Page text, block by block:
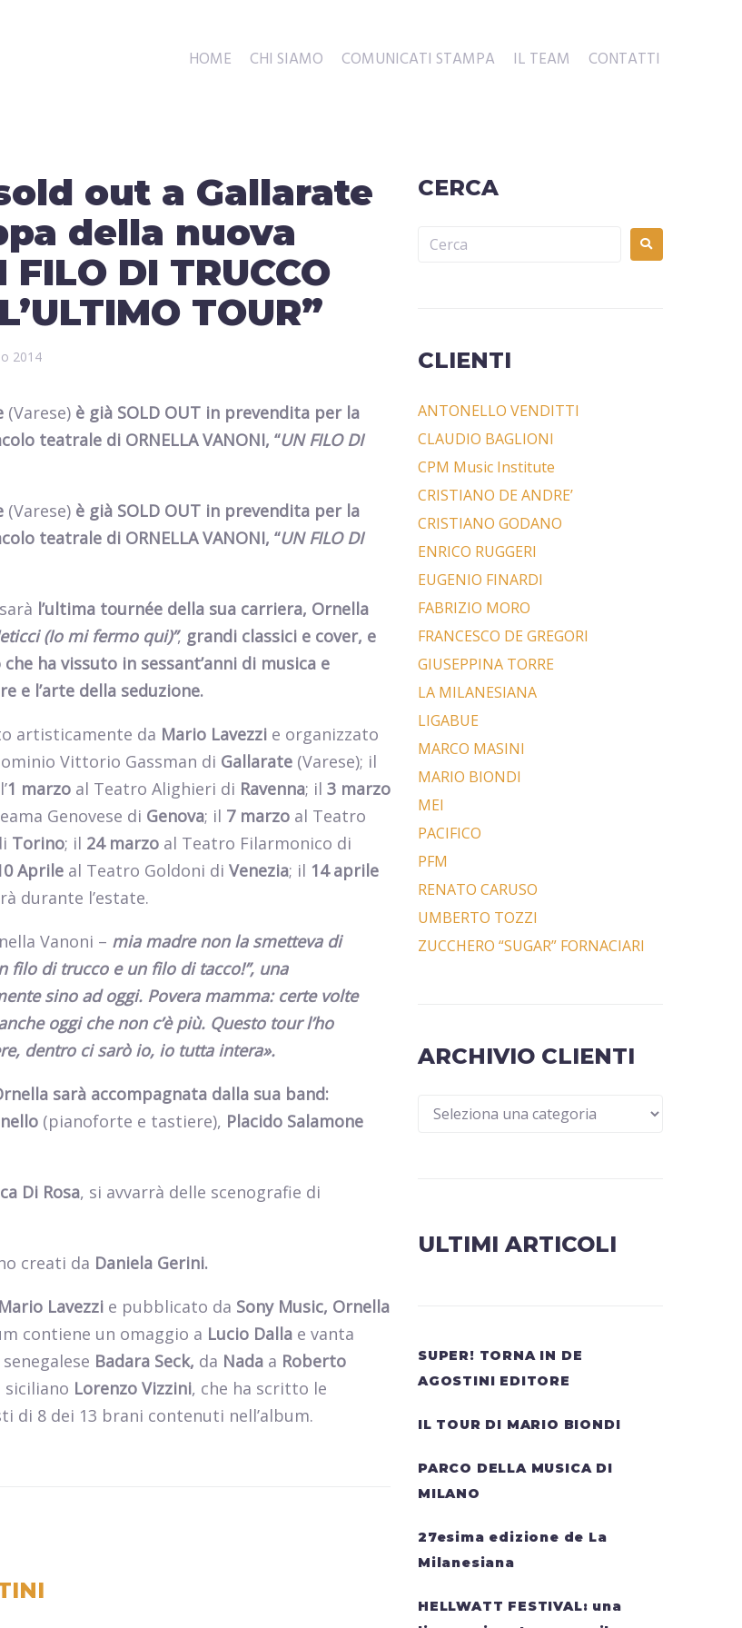
HOME CHI SIAMO COMUNICATI STAMPA IL TEAM CONTATTI
out a Gallarate
della nuova
DI TRUCCO
TOUR”
2014
(Varese) è già SOLD OUT in prevendita per la
teatrale di ORNELLA VANONI, “UN FILO DI
(Varese) è già SOLD OUT in prevendita per la
teatrale di ORNELLA VANONI, “UN FILO DI
sarà l’ultima tournée della sua carriera, Ornella
(Io mi fermo qui)”, grandi classici e cover, e
ha vissuto in sessant’anni di musica e
e l’arte della seduzione.
artisticamente da Mario Lavezzi e organizzato
Vittorio Gassman di Gallarate (Varese); il
1 marzo al Teatro Alighieri di Ravenna; il 3 marzo
Genovese di Genova; il 7 marzo al Teatro
Torino; il 24 marzo al Teatro Filarmonico di
Aprile al Teatro Goldoni di Venezia; il 14 aprile
durante l’estate.
Vanoni – mia madre non la smetteva di
filo di trucco e un filo di tacco!”, una
sino ad oggi. Povera mamma: certe volte
oggi che non c’è più. Questo tour l’ho
dentro ci sarò io, io tutta intera».
sarà accompagnata dalla sua band:
(pianoforte e tastiere), Placido Salamone
Di Rosa, si avvarrà delle scenografie di
creati da Daniela Gerini.
Mario Lavezzi e pubblicato da Sony Music, Ornella
contiene un omaggio a Lucio Dalla e vanta
Badara Seck, da Nada a Roberto
siciliano Lorenzo Vizzini, che ha scritto le
di 8 dei 13 brani contenuti nell’album.
CERCA
CLIENTI
ANTONELLO VENDITTI
CLAUDIO BAGLIONI
CPM Music Institute
CRISTIANO DE ANDRE’
CRISTIANO GODANO
ENRICO RUGGERI
EUGENIO FINARDI
FABRIZIO MORO
FRANCESCO DE GREGORI
GIUSEPPINA TORRE
LA MILANESIANA
LIGABUE
MARCO MASINI
MARIO BIONDI
MEI
PACIFICO
PFM
RENATO CARUSO
UMBERTO TOZZI
ZUCCHERO “SUGAR” FORNACIARI
ARCHIVIO CLIENTI
ULTIMI ARTICOLI
SUPER! TORNA IN DE
AGOSTINI EDITORE
IL TOUR DI MARIO BIONDI
PARCO DELLA MUSICA DI
MILANO
27esima edizione de La
Milanesiana
HELLWATT FESTIVAL: una